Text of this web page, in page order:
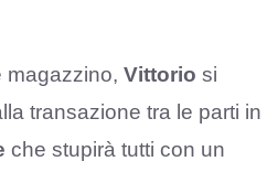
magazzino, Vittorio si
transazione tra le parti in
che stupirà tutti con un